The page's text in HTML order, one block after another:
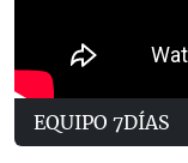
EQUIPO 7DÍAS